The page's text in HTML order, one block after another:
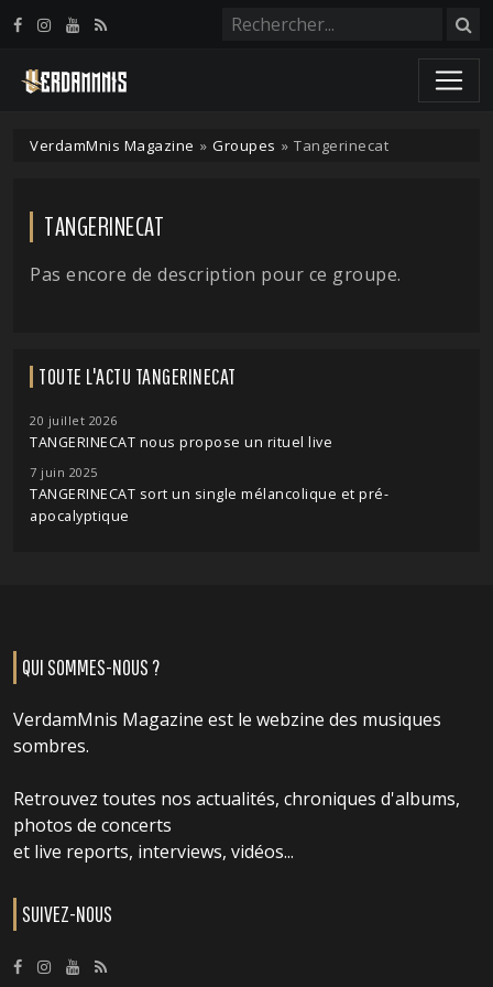
VerdamMnis Magazine » Groupes » Tangerinecat
TANGERINECAT
Pas encore de description pour ce groupe.
TOUTE L'ACTU TANGERINECAT
20 juillet 2026
TANGERINECAT nous propose un rituel live
7 juin 2025
TANGERINECAT sort un single mélancolique et pré-
apocalyptique
QUI SOMMES-NOUS ?
VerdamMnis Magazine est le webzine des musiques
sombres.
Retrouvez toutes nos actualités, chroniques d'albums,
photos de concerts
et live reports, interviews, vidéos...
SUIVEZ-NOUS
Panneau de gestion des cookies